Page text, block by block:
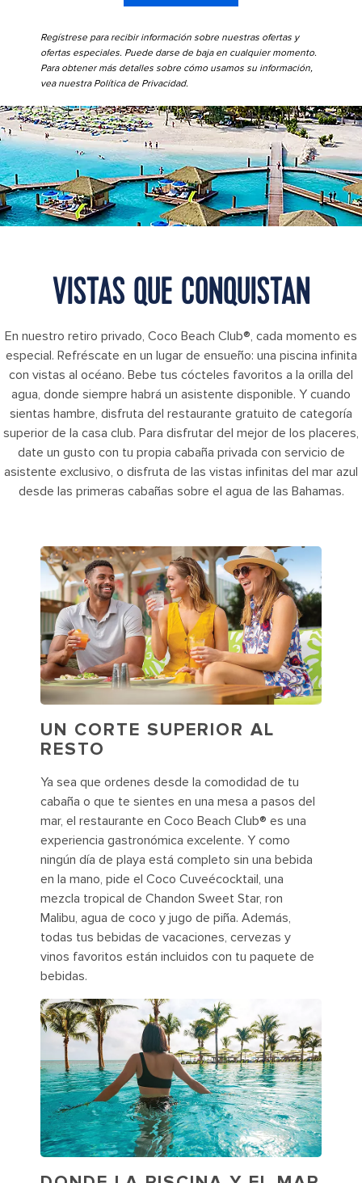
Regístrese para recibir información sobre nuestras ofertas y
ofertas especiales. Puede darse de baja en cualquier momento.
Para obtener más detalles sobre cómo usamos su información,
vea nuestra Política de Privacidad.
Coco Beach Club Aerial View Floating Cabanas
VISTAS QUE CONQUISTAN
En nuestro retiro privado, Coco Beach Club®, cada momento es
especial. Refréscate en un lugar de ensueño: una piscina infinita
con vistas al océano. Bebe tus cócteles favoritos a la orilla del
agua, donde siempre habrá un asistente disponible. Y cuando
sientas hambre, disfruta del restaurante gratuito de categoría
superior de la casa club. Para disfrutar del mejor de los placeres,
date un gusto con tu propia cabaña privada con servicio de
asistente exclusivo, o disfruta de las vistas infinitas del mar azul
desde las primeras cabañas sobre el agua de las Bahamas.
UN CORTE SUPERIOR AL
RESTO
Ya sea que ordenes desde la comodidad de tu
cabaña o que te sientes en una mesa a pasos del
mar, el restaurante en Coco Beach Club® es una
experiencia gastronómica excelente. Y como
ningún día de playa está completo sin una bebida
en la mano, pide el Coco Cuveécocktail, una
mezcla tropical de Chandon Sweet Star, ron
Malibu, agua de coco y jugo de piña. Además,
todas tus bebidas de vacaciones, cervezas y
vinos favoritos están incluidos con tu paquete de
bebidas.